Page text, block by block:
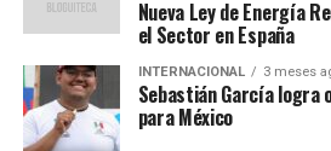
cambio climático es un problema
ignorar”, comentó Juan Pérez, un
provincia de Córdoba en
Medidas y Políticas
Nueva Ley de Energía
el Sector en España
INTERNACIONAL 3 meses
Sebastián García logra
para México